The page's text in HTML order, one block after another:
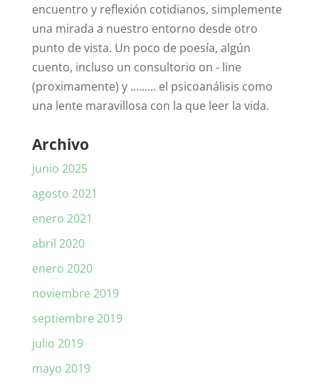
encuentro y reflexión cotidianos, simplemente
una mirada a nuestro entorno desde otro
punto de vista. Un poco de poesía, algún
cuento, incluso un consultorio on - line
(proximamente) y ......... el psicoanálisis como
una lente maravillosa con la que leer la vida.
Archivo
junio 2025
agosto 2021
enero 2021
abril 2020
enero 2020
noviembre 2019
septiembre 2019
julio 2019
mayo 2019